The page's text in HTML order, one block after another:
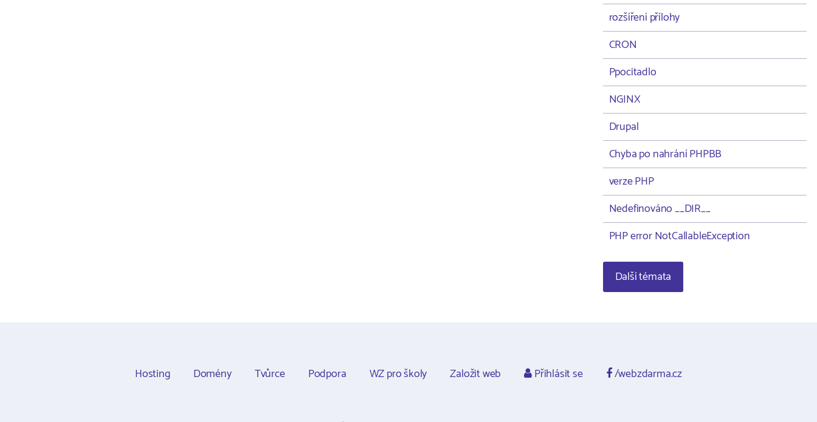
rozšíření přílohy
CRON
Ppocitadlo
NGINX
Drupal
Chyba po nahrání PHPBB
verze PHP
Nedefinováno __DIR__
PHP error NotCallableException
Další témata
Hosting Domény Tvůrce Podpora WZ pro školy Založit web Přihlásit se /webzdarma.cz